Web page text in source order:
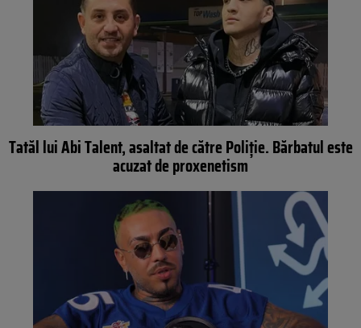
Tatăl lui Abi Talent, asaltat de către Poliție. Bărbatul este
acuzat de proxenetism